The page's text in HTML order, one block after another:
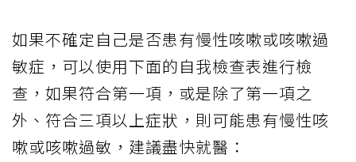
如果不確定自己是否患有慢性咳嗽或咳嗽過
敏症，可以使用下面的自我檢查表進行檢
查，如果符合第一項，或是除了第一項之
外、符合三項以上症狀，則可能患有慢性咳
嗽或咳嗽過敏，建議盡快就醫：